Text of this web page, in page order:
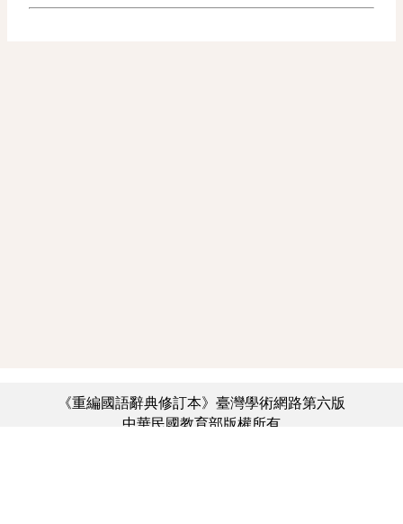
《重編國語辭典修訂本》臺灣學術網路第六版
中華民國教育部版權所有